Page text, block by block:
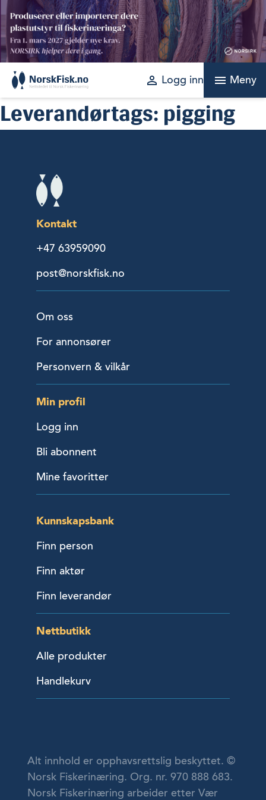
Skip
content
perm_identity Logg inn menu Meny
Leverandørtags: pigging
Kontakt
+47 63959090
post@norskfisk.no
Om oss
For annonsører
Personvern & vilkår
Min profil
Logg inn
Bli abonnent
Mine favoritter
Kunnskapsbank
Finn person
Finn aktør
Finn leverandør
Nettbutikk
Alle produkter
Handlekurv
Alt innhold er opphavsrettslig beskyttet. ©
Norsk Fiskerinæring. Org. nr. 970 888 683.
Norsk Fiskerinæring arbeider etter Vær